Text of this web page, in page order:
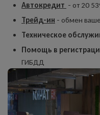
Автокредит - от 20
Трейд-ин - обмен
Техническое
Помощь в
ГИБДД